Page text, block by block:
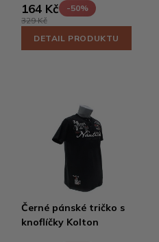
164 Kč
-50%
329 Kč
DETAIL PRODUKTU
Černé pánské tričko s
knoflíčky Kolton